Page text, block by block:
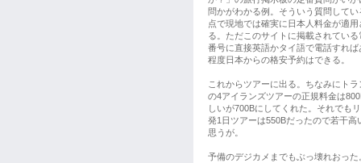
問かがわかる例。そういう質問してい
点で現地では確実に日本人料金が適用
る。ただこのサイトに掲載されている
番号に直接英語かタイ語で電話すれば
程度日本からの格安予約はできる。
これからツアーに出る。ちなみにトラ
の4アイランズツアーの正規料金は
しいが700Bにしてくれた。それでも
発1日ツアーは550Bだったので若干高
思うが。
予備のデジカメまでもぶっ壊れおっ